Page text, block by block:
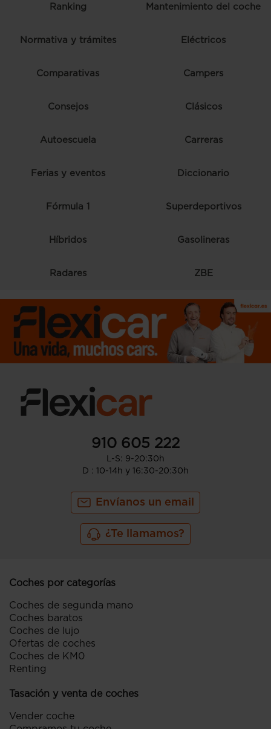
Ranking Mantenimiento del coche
Normativa y trámites Eléctricos
Comparativas Campers
Consejos Clásicos
Autoescuela Carreras
Ferias y eventos Diccionario
Fórmula 1 Superdeportivos
Híbridos Gasolineras
Radares ZBE
910 605 222
L-S: 9-20:30h
D : 10-14h y 16:30-20:30h
Envíanos un email
¿Te llamamos?
Coches por categorías
Coches de segunda mano
Coches baratos
Coches de lujo
Ofertas de coches
Coches de KM0
Renting
Tasación y venta de coches
Vender coche